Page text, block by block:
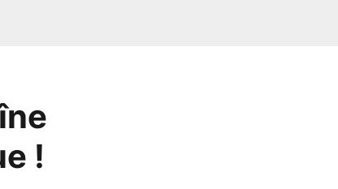
!